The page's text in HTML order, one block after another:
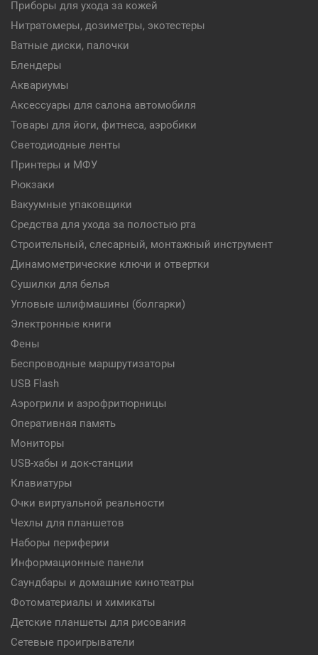
Приборы для ухода за кожей
Нитратомеры, дозиметры, экотестеры
Ватные диски, палочки
Блендеры
Аквариумы
Аксессуары для салона автомобиля
Товары для йоги, фитнеса, аэробики
Светодиодные ленты
Принтеры и МФУ
Рюкзаки
Вакуумные упаковщики
Средства для ухода за полостью рта
Строительный, слесарный, монтажный инструмент
Динамометрические ключи и отвертки
Сушилки для белья
Угловые шлифмашины (болгарки)
Электронные книги
Фены
Беспроводные маршрутизаторы
USB Flash
Аэрогрили и аэрофритюрницы
Оперативная память
Мониторы
USB-хабы и док-станции
Клавиатуры
Очки виртуальной реальности
Чехлы для планшетов
Наборы периферии
Информационные панели
Саундбары и домашние кинотеатры
Фотоматериалы и химикаты
Детские планшеты для рисования
Сетевые проигрыватели